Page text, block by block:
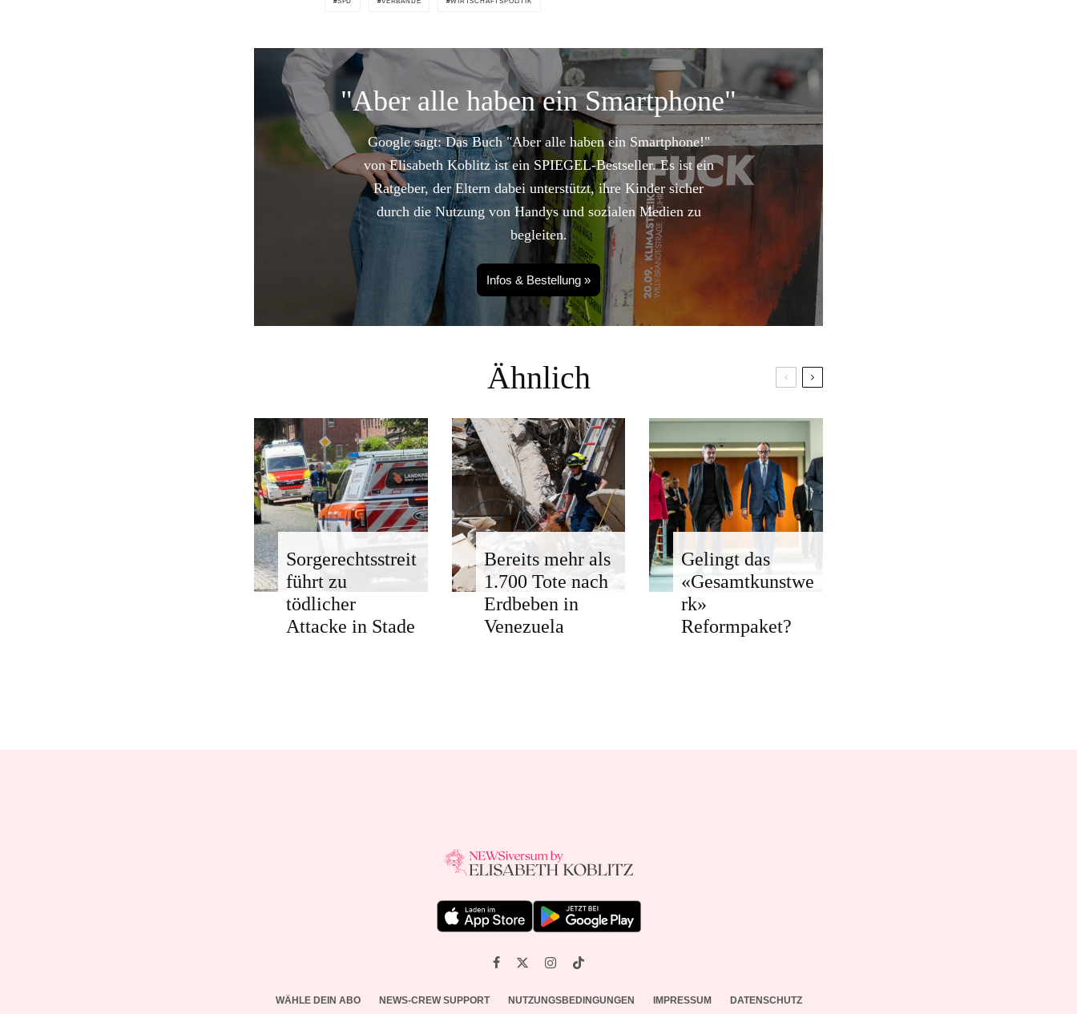
SPD VERBÄNDE WIRTSCHAFTSPOLITIK
"Aber alle haben ein Smartphone"
Google sagt: Das Buch "Aber alle haben ein Smartphone!"
von Elisabeth Koblitz ist ein SPIEGEL-Bestseller. Es ist ein
Ratgeber, der Eltern dabei unterstützt, ihre Kinder sicher
durch die Nutzung von Handys und sozialen Medien zu
begleiten.
Infos & Bestellung »
Ähnlich
Sorgerechtsstreit
führt zu
tödlicher
Attacke in Stade
Bereits mehr als
1.700 Tote nach
Erdbeben in
Venezuela
Gelingt das
«Gesamtkunstwe
rk»
Reformpaket?
WÄHLE DEIN ABO NEWS-CREW SUPPORT NUTZUNGSBEDINGUNGEN IMPRESSUM DATENSCHUTZ